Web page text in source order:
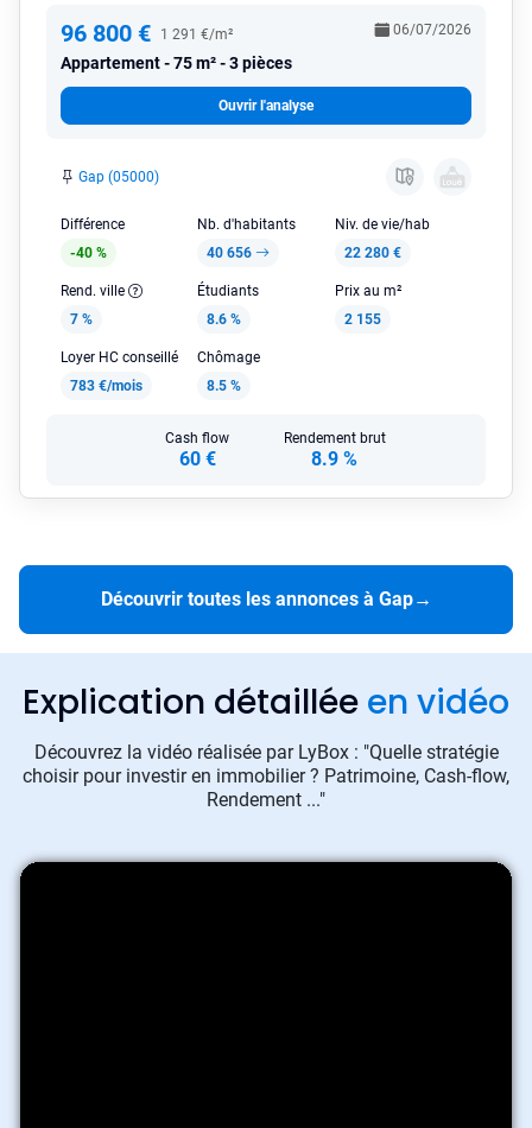
96 800 € 1 291 €/m²
Appartement 75 m² - 3 pièces
06/07/2026
Ouvrir l'analyse
Gap (05000)
Différence
-40 %
Nb. d'habitants
40 656
Niv. de vie/hab
22 280 €
Rend. ville
7 %
Étudiants
8.6 %
Prix au m²
2 155
Loyer HC conseillé
783 €/mois
Chômage
8.5 %
Cash flow
60 €
Rendement brut
8.9 %
Découvrir toutes les annonces à Gap→
Explication détaillée en vidéo
Découvrez la vidéo réalisée par LyBox : "Quelle stratégie
choisir pour investir en immobilier ? Patrimoine, Cash-flow,
Rendement ..."